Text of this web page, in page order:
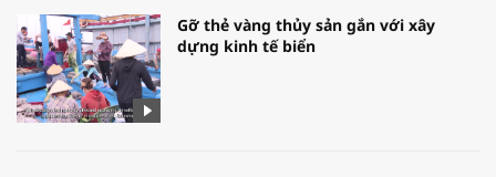
Gỡ thẻ vàng thủy sản gắn với xây
dựng kinh tế biển